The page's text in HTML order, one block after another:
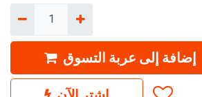
إضافة إلى عربة التسوق